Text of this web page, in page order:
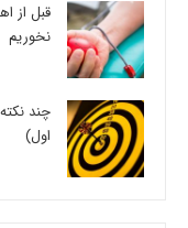
قبل از
نخوریم
چند
اول)